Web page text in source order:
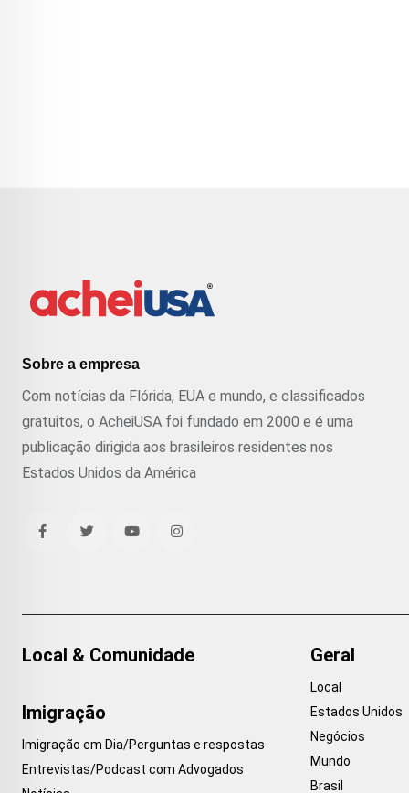
Sobre a empresa
Com notícias da Flórida, EUA e mundo, e classificados
gratuitos, o AcheiUSA foi fundado em 2000 e é uma
publicação dirigida aos brasileiros residentes nos
Estados Unidos da América
Local & Comunidade
Imigração
Imigração em Dia/Perguntas e respostas
Entrevistas/Podcast com Advogados
Geral
Local
Estados Unidos
Negócios
Mundo
Brasil